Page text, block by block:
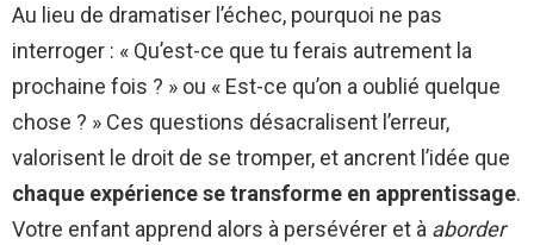
Au lieu de dramatiser l’échec, pourquoi ne pas
interroger : « Qu’est-ce que tu ferais autrement la
prochaine fois ? » ou « Est-ce qu’on a oublié quelque
chose ? » Ces questions désacralisent l’erreur,
valorisent le droit de se tromper, et ancrent l’idée que
chaque expérience se transforme en apprentissage.
Votre enfant apprend alors à persévérer et à aborder